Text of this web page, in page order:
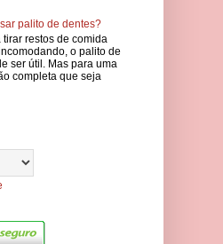
palito de dentes?
tirar restos de comida
o palito de
ser útil. Mas para uma
completa que seja